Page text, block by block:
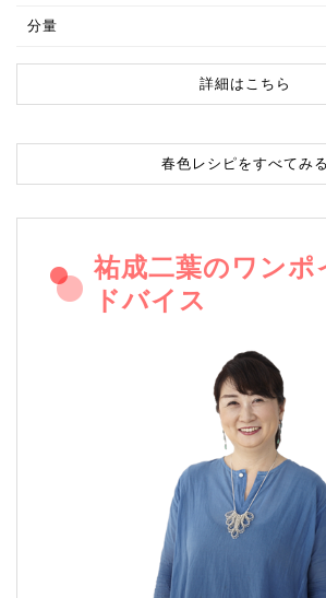
分量
詳細はこちら
春色レシピをすべてみる
祐成二葉のワンポ
ドバイス